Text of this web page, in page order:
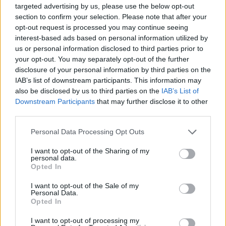
targeted advertising by us, please use the below opt-out
section to confirm your selection. Please note that after your
opt-out request is processed you may continue seeing
interest-based ads based on personal information utilized by
us or personal information disclosed to third parties prior to
your opt-out. You may separately opt-out of the further
disclosure of your personal information by third parties on the
IAB’s list of downstream participants. This information may
also be disclosed by us to third parties on the IAB’s List of
Downstream Participants that may further disclose it to other
Personal Data Processing Opt Outs
I want to opt-out of the Sharing of my
personal data.
Opted In
I want to opt-out of the Sale of my
Personal Data.
Opted In
I want to opt-out of processing my
të ardhmen
11:04 / 13/06/2022
ushtarak me Greqinë
21:39 / 03/06/2022
të fundit
QKUK publikon bilancin 24-
orësh: 317 shërbime mjekësore
dhe dy vdekje
Deri në një orë pritje te Dheu i
Bardhë, 40 minuta në Merdarë
sekuestruar ose synon të
pushtuara